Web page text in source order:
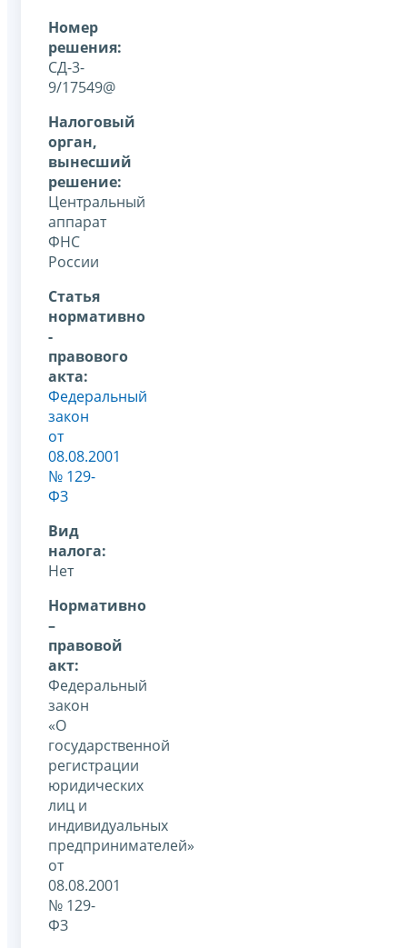
Номер
решения:
СД-3-
9/17549@
Налоговый
орган,
вынесший
решение:
Центральный
аппарат
ФНС
России
Статья
нормативно
-
правового
акта:
Федеральный
закон
от
08.08.2001
№ 129-
ФЗ
Вид
налога:
Нет
Нормативно
–
правовой
акт:
Федеральный
закон
«О
государственной
регистрации
юридических
лиц и
индивидуальных
предпринимателей»
от
08.08.2001
№ 129-
ФЗ